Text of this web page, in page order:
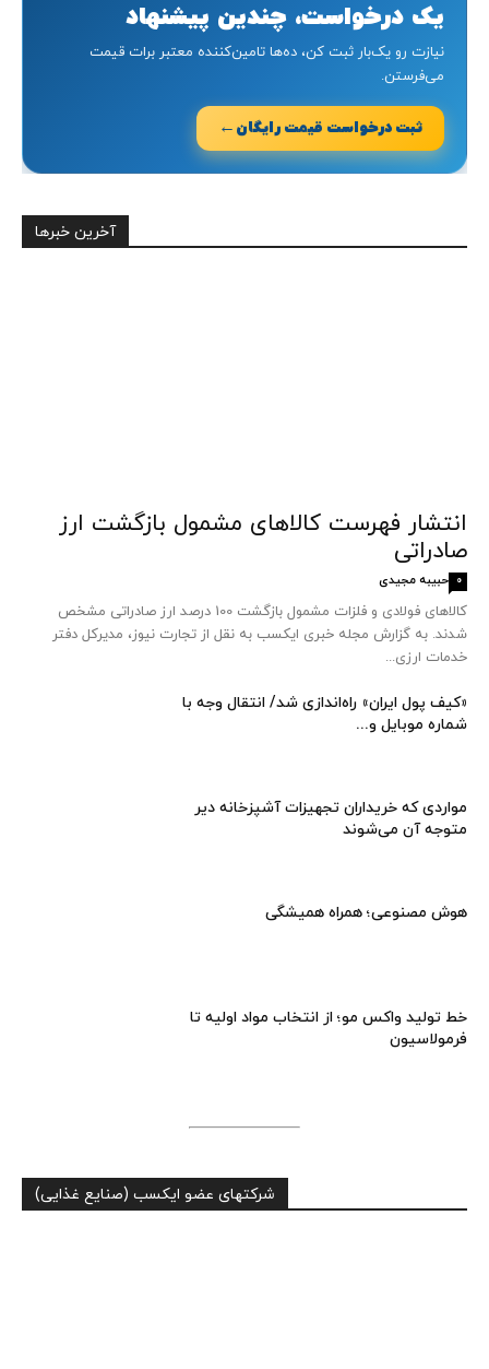
یک درخواست، چندین پیشنهاد
نیازت رو یک‌بار ثبت کن، ده‌ها تامین‌کننده معتبر برات قیمت
می‌فرستن.
ثبت درخواست قیمت رایگان ←
آخرین خبرها
انتشار فهرست کالاهای مشمول بازگشت ارز
صادراتی
حبیبه مجیدی 0
کالاهای فولادی و فلزات مشمول بازگشت 100 درصد ارز صادراتی مشخص
شدند. به گزارش مجله خبری ایکسب به نقل از تجارت نیوز، مدیرکل دفتر
خدمات ارزی...
«کیف پول ایران» راه‌اندازی شد/ انتقال وجه با
شماره موبایل و...
مواردی که خریداران تجهیزات آشپزخانه دیر
متوجه آن می‌شوند
هوش مصنوعی؛ همراه همیشگی
خط تولید واکس مو؛ از انتخاب مواد اولیه تا
فرمولاسیون
شرکتهای عضو ایکسب (صنایع غذایی)